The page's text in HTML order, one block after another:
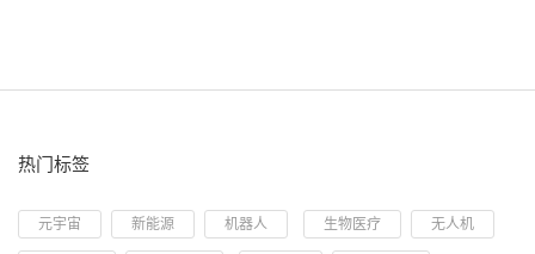
热门标签
元宇宙 新能源 机器人 生物医疗 无人机